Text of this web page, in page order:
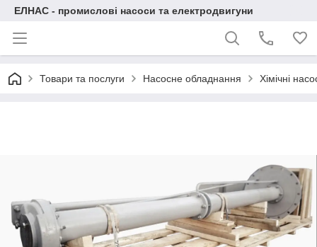
ЕЛНАС - промислові насоси та електродвигуни
Товари та послуги Насосне обладнання Хімічні